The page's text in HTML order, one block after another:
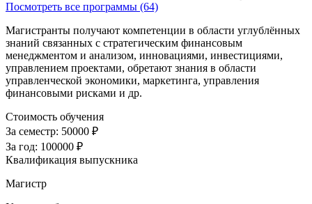
Посмотреть все программы (64)
Магистранты получают компетенции в области углублённых
знаний связанных с стратегическим финансовым
менеджментом и анализом, инновациями, инвестициями,
управлением проектами, обретают знания в области
управленческой экономики, маркетинга, управления
финансовыми рисками и др.
Стоимость обучения
За семестр: 50000 ₽
За год: 100000 ₽
Квалификация выпускника
Магистр